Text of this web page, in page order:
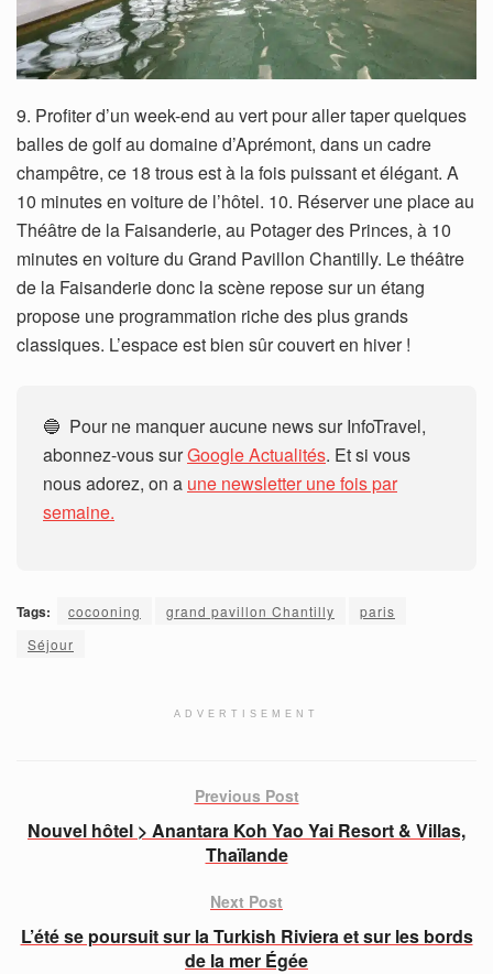
9. Profiter d’un week-end au vert pour aller taper quelques
balles de golf au domaine d’Aprémont, dans un cadre
champêtre, ce 18 trous est à la fois puissant et élégant. A
10 minutes en voiture de l’hôtel. 10. Réserver une place au
Théâtre de la Faisanderie, au Potager des Princes, à 10
minutes en voiture du Grand Pavillon Chantilly. Le théâtre
de la Faisanderie donc la scène repose sur un étang
propose une programmation riche des plus grands
classiques. L’espace est bien sûr couvert en hiver !
🔵 Pour ne manquer aucune news sur InfoTravel,
abonnez-vous surGoogle Actualités. Et si vous
nous adorez, on a une newsletter une fois par
semaine.
Tags: cocooning grand pavillon Chantilly
paris
Séjour
ADVERTISEMENT
Previous Post
Nouvel hôtel > Anantara Koh Yao Yai Resort & Villas,
Thaïlande
Next Post
L’été se poursuit sur la Turkish Riviera et sur les bords
de la mer Égée